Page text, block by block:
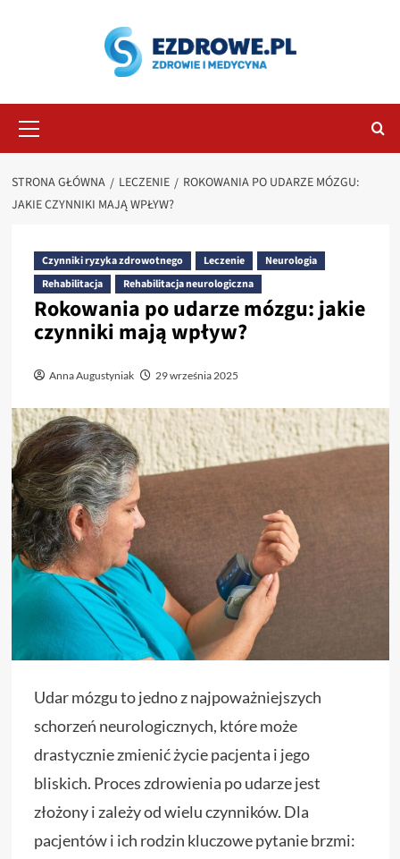
główne
STRONA GŁÓWNA LECZENIE
ROKOWANIA PO UDARZE MÓZGU:
JAKIE CZYNNIKI MAJĄ WPŁYW?
Czynniki ryzyka zdrowotnego Leczenie
Neurologia
Rehabilitacja
Rehabilitacja neurologiczna
Rokowania po udarze mózgu: jakie
czynniki mają wpływ?
Anna Augustyniak 29 września 2025
Udar mózgu to jedno z najpoważniejszych
schorzeń neurologicznych, które może
drastycznie zmienić życie pacjenta i jego
bliskich. Proces zdrowienia po udarze jest
złożony i zależy od wielu czynników. Dla
pacjentów i ich rodzin kluczowe pytanie brzmi: